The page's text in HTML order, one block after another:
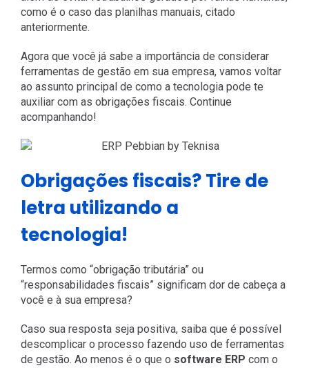
como é o caso das planilhas manuais, citado
anteriormente.
Agora que você já sabe a importância de considerar
ferramentas de gestão em sua empresa, vamos voltar
ao assunto principal de como a tecnologia pode te
auxiliar com as obrigações fiscais. Continue
acompanhando!
Obrigações fiscais? Tire de
letra utilizando a
tecnologia!
Termos como “obrigação tributária” ou
“responsabilidades fiscais” significam dor de cabeça a
você e à sua empresa?
Caso sua resposta seja positiva, saiba que é possível
descomplicar o processo fazendo uso de ferramentas
de gestão. Ao menos é o que o software ERP com o